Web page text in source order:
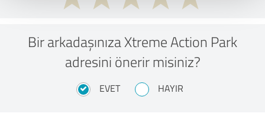
Bir arkadaşınıza Xtreme Action Park
adresini önerir misiniz?
EVET HAYIR